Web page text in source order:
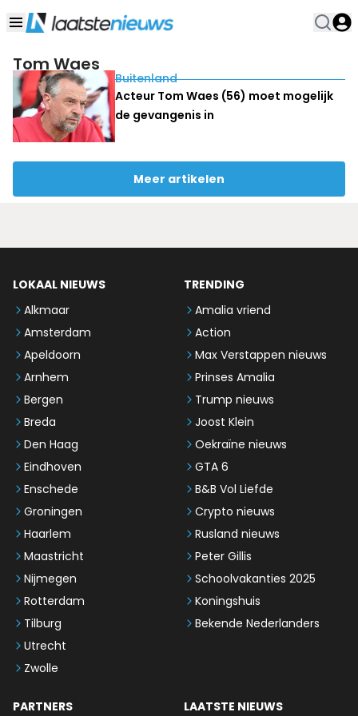
Tom Waes
Buitenland
Acteur Tom Waes (56) moet mogelijk
de gevangenis in
Meer artikelen
LOKAAL NIEUWS
Alkmaar
Amsterdam
Apeldoorn
Arnhem
Bergen
Breda
Den Haag
Eindhoven
Enschede
Groningen
Haarlem
Maastricht
Nijmegen
Rotterdam
Tilburg
Utrecht
Zwolle
TRENDING
Amalia vriend
Action
Max Verstappen nieuws
Prinses Amalia
Trump nieuws
Joost Klein
Oekraïne nieuws
GTA 6
B&B Vol Liefde
Crypto nieuws
Rusland nieuws
Peter Gillis
Schoolvakanties 2025
Koningshuis
Bekende Nederlanders
PARTNERS LAATSTE NIEUWS